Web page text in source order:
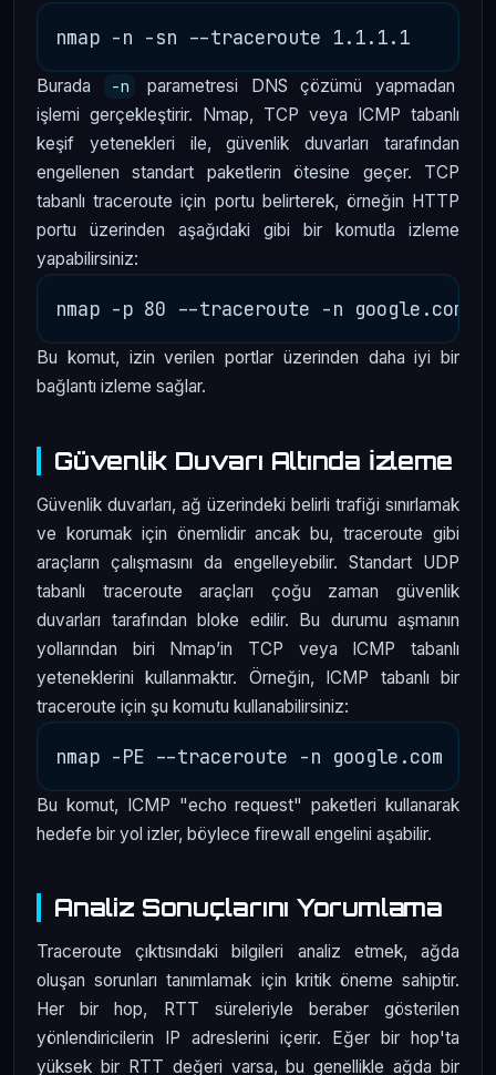
Burada -n
parametresi DNS çözümü yapmadan
işlemi gerçekleştirir. Nmap, TCP veya ICMP tabanlı
keşif yetenekleri ile, güvenlik duvarları tarafından
engellenen standart paketlerin ötesine geçer. TCP
tabanlı traceroute için portu belirterek, örneğin HTTP
portu üzerinden aşağıdaki gibi bir komutla izleme
yapabilirsiniz:
Bu komut, izin verilen portlar üzerinden daha iyi bir
bağlantı izleme sağlar.
Güvenlik Duvarı Altında İzleme
Güvenlik duvarları, ağ üzerindeki belirli trafiği sınırlamak
ve korumak için önemlidir ancak bu, traceroute gibi
araçların çalışmasını da engelleyebilir. Standart UDP
tabanlı traceroute araçları çoğu zaman güvenlik
duvarları tarafından bloke edilir. Bu durumu aşmanın
yollarından biri Nmap’in TCP veya ICMP tabanlı
yeteneklerini kullanmaktır. Örneğin, ICMP tabanlı bir
traceroute için şu komutu kullanabilirsiniz:
Bu komut, ICMP "echo request" paketleri kullanarak
hedefe bir yol izler, böylece firewall engelini aşabilir.
Analiz Sonuçlarını Yorumlama
Traceroute çıktısındaki bilgileri analiz etmek, ağda
oluşan sorunları tanımlamak için kritik öneme sahiptir.
Her bir hop, RTT süreleriyle beraber gösterilen
yönlendiricilerin IP adreslerini içerir. Eğer bir hop'ta
yüksek bir RTT değeri varsa, bu genellikle ağda bir